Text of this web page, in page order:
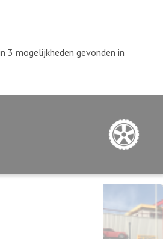
mogelijkheden gevonden in